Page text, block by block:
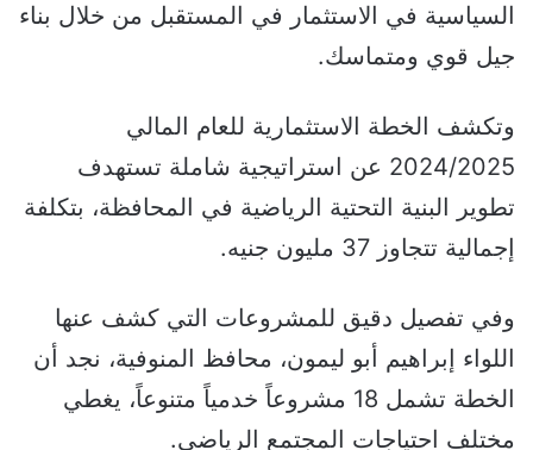
السياسية في الاستثمار في المستقبل من خلال بناء
جيل قوي ومتماسك.
وتكشف الخطة الاستثمارية للعام المالي
2024/2025 عن استراتيجية شاملة تستهدف
تطوير البنية التحتية الرياضية في المحافظة، بتكلفة
إجمالية تتجاوز 37 مليون جنيه.
وفي تفصيل دقيق للمشروعات التي كشف عنها
اللواء إبراهيم أبو ليمون، محافظ المنوفية، نجد أن
الخطة تشمل 18 مشروعاً خدمياً متنوعاً، يغطي
مختلف احتياجات المجتمع الرياضي.